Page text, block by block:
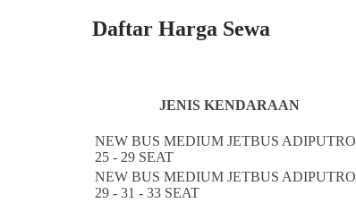
Daftar Harga Sewa
JENIS KENDARAAN
NEW BUS MEDIUM JETBUS ADIPUTRO
25 - 29 SEAT
NEW BUS MEDIUM JETBUS ADIPUTRO
29 - 31 - 33 SEAT